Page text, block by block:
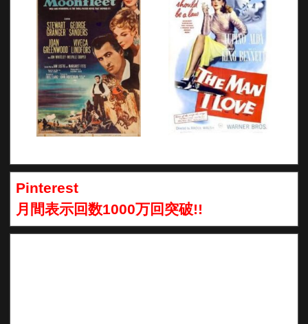
Pinterest
月間表示回数1000万回突破!!